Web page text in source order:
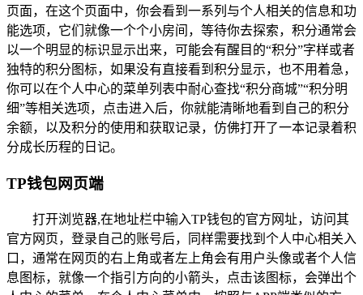
页面，在这个页面中，你会看到一系列与个人相关的信息和功
能选项，它们就像一个个小房间，等待你去探索，积分通常会
以一个明显的标识显示出来，可能会有醒目的“积分”字样或者
独特的积分图标，如果没有直接看到积分显示，也不用着急，
你可以在个人中心的菜单列表中耐心查找“积分商城”“积分明
细”等相关选项，点击进入后，你就能清晰地看到自己的积分
余额，以及积分的使用和获取记录，仿佛打开了一本记录着积
分成长历程的日记。
TP钱包网页端
打开浏览器,在地址栏中输入TP钱包的官方网址，访问其
官方网页，登录自己的账号后，同样需要找到个人中心相关入
口，通常在网页的右上角或者左上角会有用户头像或者个人信
息图标，就像一个指引方向的小箭头，点击该图标，会弹出个